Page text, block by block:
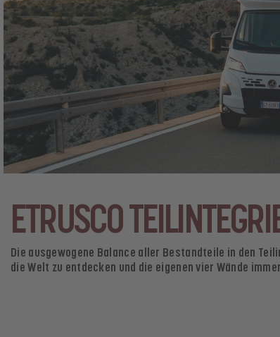
ETRUSCO
Die ausgewogene Balance aller Bestandteile in den
die Welt zu entdecken und die eigenen vier Wände